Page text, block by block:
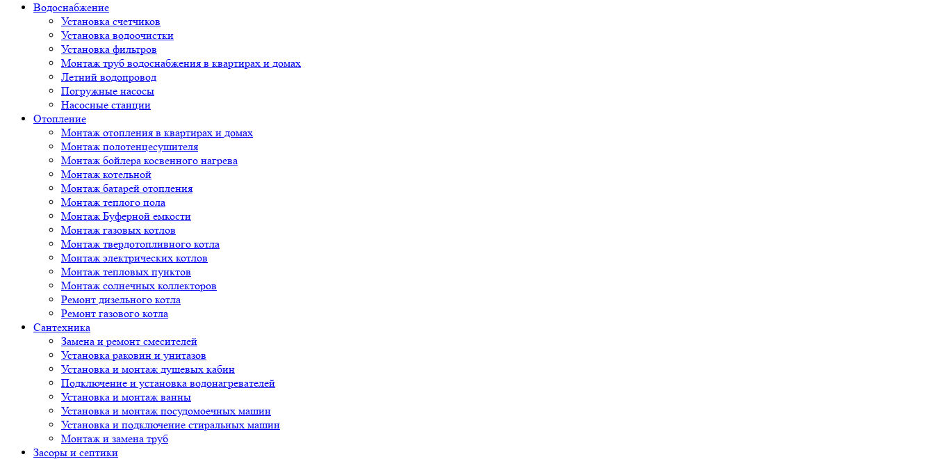
Водоснабжение
Установка счетчиков
Установка водоочистки
Установка фильтров
Монтаж труб водоснабжения в квартирах и домах
Летний водопровод
Погружные насосы
Насосные станции
Отопление
Монтаж отопления в квартирах и домах
Монтаж полотенцесушителя
Монтаж бойлера косвенного нагрева
Монтаж котельной
Монтаж батарей отопления
Монтаж теплого пола
Монтаж Буферной емкости
Монтаж газовых котлов
Монтаж твердотопливного котла
Монтаж электрических котлов
Монтаж тепловых пунктов
Монтаж солнечных коллекторов
Ремонт дизельного котла
Ремонт газового котла
Cантехника
Замена и ремонт смесителей
Установка раковин и унитазов
Установка и монтаж душевых кабин
Подключение и установка водонагревателей
Установка и монтаж ванны
Установка и монтаж посудомоечных машин
Установка и подключение стиральных машин
Монтаж и замена труб
Засоры и септики